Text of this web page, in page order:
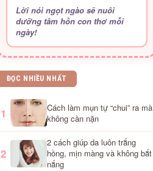
Lời nói ngọt ngào sẽ nuôi
dưỡng tâm hồn con thơ mỗi
ngày!
ĐỌC NHIỀU NHẤT
1
Cách làm mụn tự “chui” ra mà
không cần nặn
2
2 cách giúp da luôn trắng
hồng, mịn màng và không bắt
nắng